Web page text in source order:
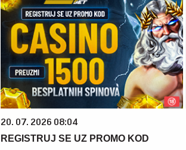
20. 07. 2026 08:04
REGISTRUJ SE UZ PROMO KOD